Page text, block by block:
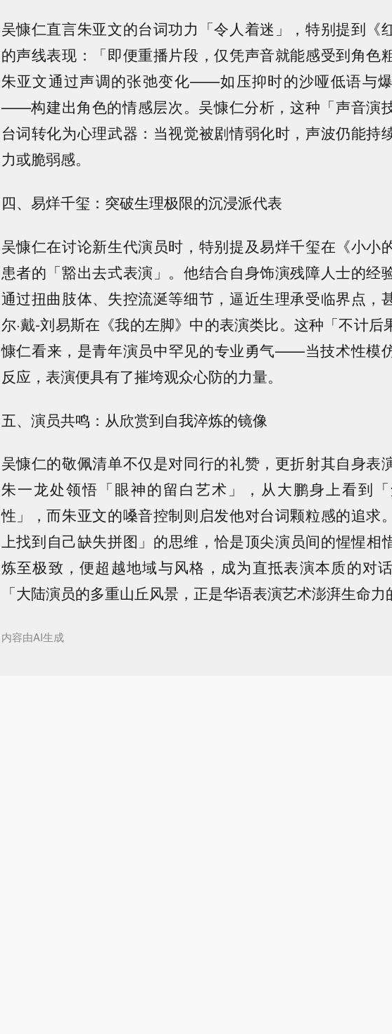
吴慷仁直言朱亚文的台词功力「令人着迷」，特别提到《
的声线表现：「即便重播片段，仅凭声音就能感受到角色
朱亚文通过声调的张弛变化——如压抑时的沙哑低语与
——构建出角色的情感层次。吴慷仁分析，这种「声音演
台词转化为心理武器：当视觉被剧情弱化时，声波仍能持
力或脆弱感。
四、易烊千玺：突破生理极限的沉浸派代表
吴慷仁在讨论新生代演员时，特别提及易烊千玺在《小小
患者的「豁出去式表演」。他结合自身饰演残障人士的经
通过扭曲肢体、失控流涎等细节，逼近生理承受临界点，
尔·戴-刘易斯在《我的左脚》中的表演类比。这种「不计后
慷仁看来，是青年演员中罕见的专业勇气——当技术性模
反应，表演便具有了摧垮观众心防的力量。
五、演员共鸣：从欣赏到自我淬炼的镜像
吴慷仁的敬佩清单不仅是对同行的礼赞，更折射其自身表
朱一龙处领悟「眼神的留白艺术」，从大鹏身上看到
性」，而朱亚文的嗓音控制则启发他对台词颗粒感的追求
上找到自己缺失拼图」的思维，恰是顶尖演员间的惺惺
炼至极致，便超越地域与风格，成为直抵表演本质的对
「大陆演员的多重山丘风景，正是华语表演艺术澎湃生命力
内容由AI生成